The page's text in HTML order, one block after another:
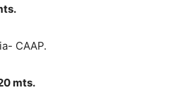
CAAP.
mts.